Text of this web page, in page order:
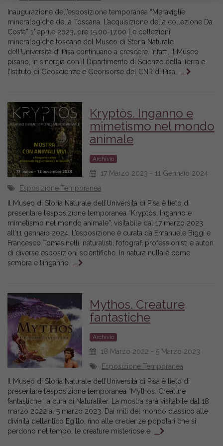
Inaugurazione dell’esposizione temporanea “Meraviglie
mineralogiche della Toscana. L’acquisizione della collezione Da
Costa” 1° aprile 2023, ore 15.00-17.00 Le collezioni
mineralogiche toscane del Museo di Storia Naturale
dell’Università di Pisa continuano a crescere. Infatti, il Museo
pisano, in sinergia con il Dipartimento di Scienze della Terra e
l’Istituto di Geoscienze e Georisorse del CNR di Pisa,
Kryptòs. Inganno e
mimetismo nel mondo
animale
Archivio
17 Marzo 2023 - 11 Gennaio 2024
Esposizione Temporanea
Il Museo di Storia Naturale dell’Università di Pisa è lieto di
presentare l’esposizione temporanea “Kryptòs. Inganno e
mimetismo nel mondo animale”, visitabile dal 17 marzo 2023
all’11 gennaio 2024. L’esposizione è curata da Emanuele Biggi e
Francesco Tomasinelli, naturalisti, fotografi professionisti e autori
di diverse esposizioni scientifiche. In natura nulla è come
sembra e l’inganno
Mythos. Creature
fantastiche
Archivio
18 Marzo 2022 - 5 Marzo 2023
Esposizione Temporanea
Il Museo di Storia Naturale dell’Università di Pisa è lieto di
presentare l’esposizione temporanea “Mythos. Creature
fantastiche”, a cura di Naturaliter. La mostra sarà visitabile dal 18
marzo 2022 al 5 marzo 2023. Dai miti del mondo classico alle
divinità dell’antico Egitto, fino alle credenze popolari che si
perdono nel tempo, le creature misteriose e